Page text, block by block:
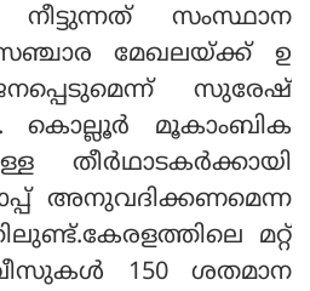
നീട്ടുന്നത് സംസ്ഥാന
മേഖലയ്ക്ക് ഉ
സുരേഷ്
കൊല്ലൂര്‍ മൂകാംബിക
തീര്‍ഥാടകര്‍ക്കായി
അനുവദിക്കണമെന്ന
മറ്റ്
150 ശതമാന